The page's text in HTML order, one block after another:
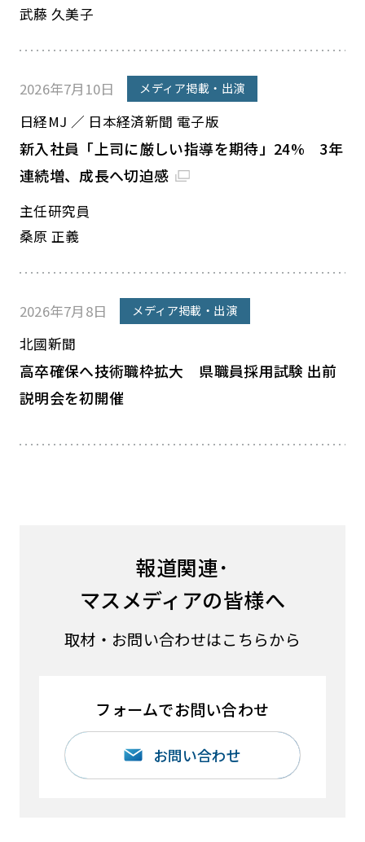
武藤 久美子
2026年7月10日 メディア掲載・出演
日経MJ ／ 日本経済新聞 電子版
新入社員「上司に厳しい指導を期待」24% 3年
連続増、成長へ切迫感
主任研究員
桑原 正義
2026年7月8日 メディア掲載・出演
北國新聞
高卒確保へ技術職枠拡大 県職員採用試験 出前
説明会を初開催
報道関連･
マスメディアの皆様へ
取材・お問い合わせはこちらから
フォームでお問い合わせ
お問い合わせ